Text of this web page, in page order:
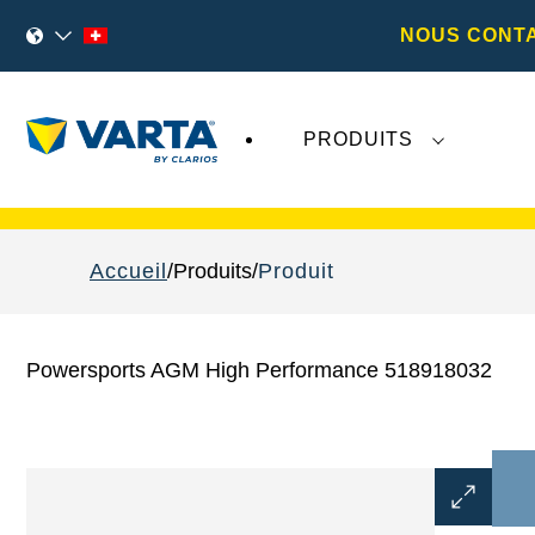
NOUS
PRODUITS
Accueil Produits Produit
Powersports AGM High Performance 518918032
Ouvrir
la